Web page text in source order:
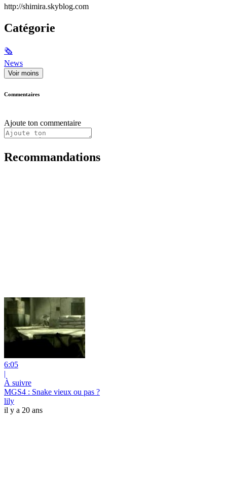
http://shimira.skyblog.com
Catégorie
🗞
News
Voir moins
Commentaires
Ajoute ton commentaire
Recommandations
6:05
|
À suivre
MGS4 : Snake vieux ou pas ?
lily
il y a 20 ans